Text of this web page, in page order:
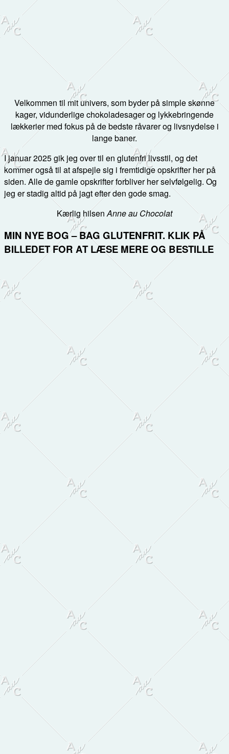
Velkommen til mit univers, som byder på simple skønne
kager, vidunderlige chokoladesager og lykkebringende
lækkerier med fokus på de bedste råvarer og livsnydelse i
lange baner.
I januar 2025 gik jeg over til en glutenfri livsstil, og det
kommer også til at afspejle sig i fremtidige opskrifter her på
siden. Alle de gamle opskrifter forbliver her selvfølgelig. Og
jeg er stadig altid på jagt efter den gode smag.
Kærlig hilsenAnne au Chocolat
MIN NYE BOG – BAG GLUTENFRIT. KLIK PÅ
BILLEDET FOR AT LÆSE MERE OG BESTILLE